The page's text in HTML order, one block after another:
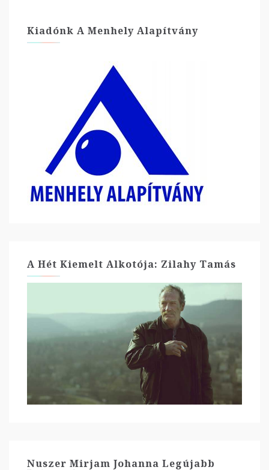
Kiadónk A Menhely Alapítvány
A Hét Kiemelt Alkotója: Zilahy Tamás
Nuszer Mirjam Johanna Legújabb